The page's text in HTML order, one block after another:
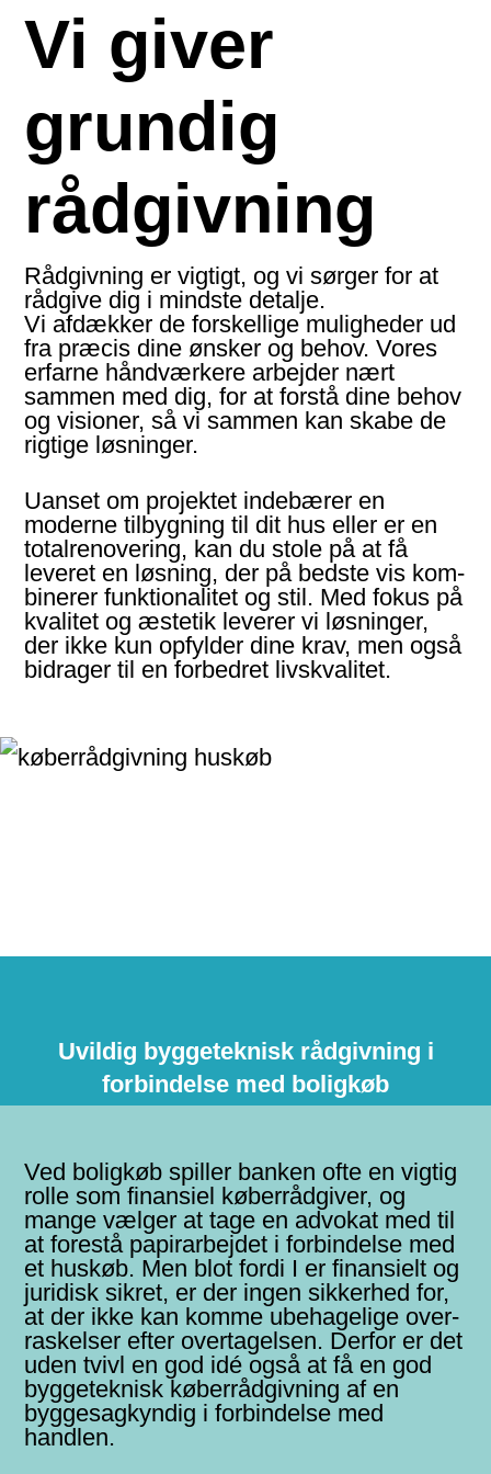
Vi giver
grundig
rådgivning
Rådgivning er vigtigt, og vi sørger for at
rådgive dig i mindste detalje.
Vi afdækker de forskel­lige mulig­heder ud
fra præcis dine ønsker og behov. Vores
erfarne hånd­værkere arbejder nært
sammen med dig, for at forstå dine behov
og visioner, så vi sammen kan skabe de
rigtige løsninger.
Uanset om projektet indebærer en
moderne til­bygning til dit hus eller er en
total­renovering, kan du stole på at få
leveret en løsning, der på bedste vis kom­
binerer funk­tiona­litet og stil. Med fokus på
kvalitet og æstetik leverer vi løs­ninger,
der ikke kun opfylder dine krav, men også
bidrager til en forbedret livskvalitet.
Uvildig byggeteknisk rådgivning i
forbindelse med boligkøb
Ved boligkøb spiller banken ofte en vigtig
rolle som finansiel køber­rådgiver, og
mange vælger at tage en advokat med til
at forestå papir­arbejdet i for­bindelse med
et huskøb. Men blot fordi I er finansielt og
juridisk sikret, er der ingen sikkerhed for,
at der ikke kan komme ubehage­lige over­
raskelser efter over­tagelsen. Derfor er det
uden tvivl en god idé også at få en god
bygge­teknisk køber­råd­givning af en
bygge­sagkyndig i forbindelse med
handlen.